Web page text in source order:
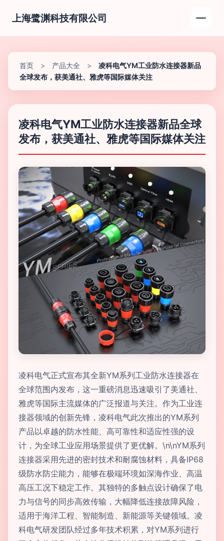
上海鹭渊科技有限公司
首页 > 产品大全 >
凌科电气YM工业防水连接器新品
全球发布，获美通社、雅虎等国际媒体关注
凌科电气YM工业防水连接器新品全球
发布，获美通社、雅虎等国际媒体关注
凌科电气正式宣布其全新YM系列工业防水连接器在
全球范围内发布，这一重磅消息迅速吸引了美通社、
雅虎等国际主流媒体的广泛报道与关注。作为工业连
接器领域的创新先锋，凌科电气此次推出的YM系列
产品以卓越的防水性能、高可靠性和适应性强的设
计，为全球工业应用场景提供了更优解。\n\nYM系列
连接器采用先进的密封技术和耐腐蚀材料，具备IP68
级防水防尘能力，能够在极端环境如深海作业、高温
高压工况下稳定工作。其独特的多触点设计确保了电
力与信号的同步高效传输，大幅降低连接故障风险，
适用于海洋工程、智能制造、新能源等关键领域。凌
科电气研发团队经过多年技术积累，对YM系列进行